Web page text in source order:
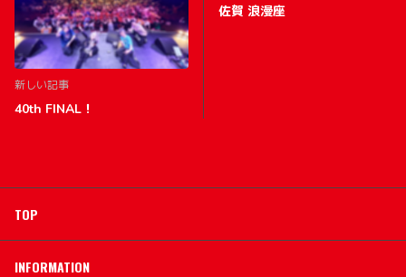
新しい記事
40th FINAL！
佐賀 浪漫座
TOP
INFORMATION